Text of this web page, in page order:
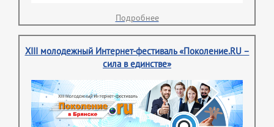
Подробнее
XIII молодежный Интернет-фестиваль «Поколение.RU –
сила в единстве»